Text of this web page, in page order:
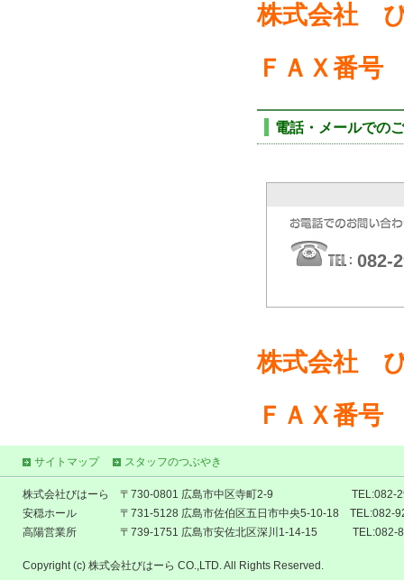
株式会社
ＦＡＸ番号
電話・メールでの
082-
株式会社
ＦＡＸ番号
サイトマップ スタッフのつぶやき
株式会社びはーら 〒730-0801 広島市中区寺町2-9 TEL:082-295-
安穏ホール 〒731-5128 広島市佐伯区五日市中央5-10-18 TEL:082-
高陽営業所 〒739-1751 広島市安佐北区深川1-14-15 TEL:082-
Copyright (c) 株式会社びはーら CO.,LTD. All Rights Reserved.